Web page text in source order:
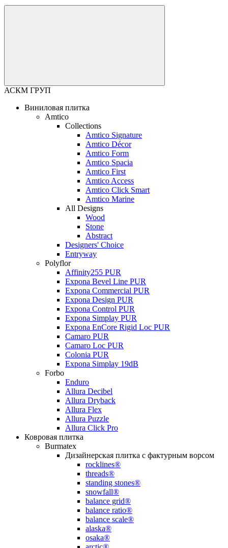
АСКМ ГРУП
Виниловая плитка
Amtico
Collections
Amtico Signature
Amtico Décor
Amtico Form
Amtico Spacia
Amtico First
Amtico Access
Amtico Click Smart
Amtico Marine
All Designs
Wood
Stone
Abstract
Designers' Choice
Entryway
Polyflor
Affinity255 PUR
Expona Bevel Line PUR
Expona Commercial PUR
Expona Design PUR
Expona Control PUR
Expona Simplay PUR
Expona EnCore Rigid Loc PUR
Camaro PUR
Camaro Loc PUR
Colonia PUR
Expona Simplay 19dB
Forbo
Enduro
Allura Decibel
Allura Dryback
Allura Flex
Allura Puzzle
Allura Click Pro
Ковровая плитка
Burmatex
Дизайнерская плитка с фактурным ворсом
rocklines®
threads®
standing stones®
snowfall®
balance grid®
balance ratio®
balance scale®
alaska®
osaka®